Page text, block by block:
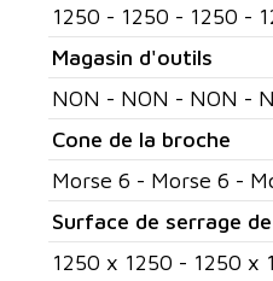
1250 - 1250 - 1250 -
Magasin d'outils
NON - NON - NON -
Cone de la broche
Morse 6 - Morse 6 -
Surface de serrage
1250 x 1250 - 1250 x